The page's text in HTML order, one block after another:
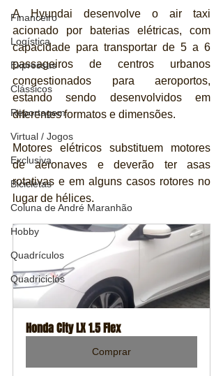
Financeiro
Logística
Expressas
Clássicos
Reportagem
Virtual / Jogos
Exclusiva
Bicicletas
Coluna de André Maranhão
Hobby
Quadrículos
Quadriciclos
A Hyundai desenvolve o air taxi
acionado por baterias elétricas, com
capacidade para transportar de 5 a 6
passageiros de centros urbanos
congestionados para aeroportos,
estando sendo desenvolvidos em
diferentes formatos e dimensões.
Motores elétricos substituem motores
de aeronaves e deverão ter asas
rotativas e em alguns casos rotores no
lugar de hélices.
Honda City LX 1.5 Flex
Comprar